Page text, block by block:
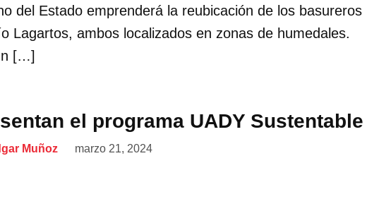
del Estado emprenderá la reubicación de los basureros
Lagartos, ambos localizados en zonas de humedales.
[…]
el programa UADY Sustentable
Muñoz marzo 21, 2024